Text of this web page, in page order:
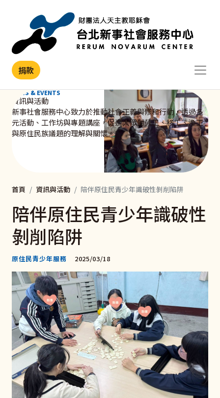
捐款
NEWS & EVENTS
資訊與活動
新事社會服務中心致力於推動社會正義與修和行動，透過多
元活動、工作坊與專題講座，促進大眾對勞工、移工、漁工
與原住民族議題的理解與關懷。
首頁 資訊與活動 陪伴原住民青少年識破性剝削陷阱
陪伴原住民青少年識破性
剝削陷阱
原住民青少年服務 2025/03/18